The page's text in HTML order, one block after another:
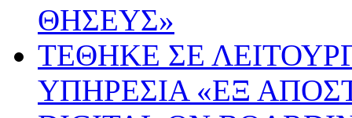
ΘΗΣΕΥΣ»
ΤΕΘΗΚΕ ΣΕ
ΥΠΗΡΕΣΙΑ «ΕΞ